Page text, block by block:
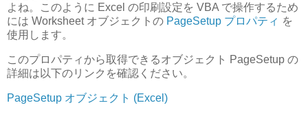
よね。このように Excel の印刷設定を VBA で操作するため
には Worksheet オブジェクトの PageSetup プロパティ を
使用します。
このプロパティから取得できるオブジェクト PageSetup の
詳細は以下のリンクを確認ください。
PageSetup オブジェクト (Excel)